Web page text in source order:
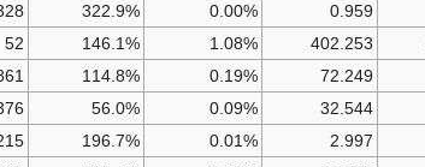
0.959
0.00%
322.9%
402.253
1.08%
146.1%
52
72.249
0.19%
114.8%
32.544
0.09%
56.0%
2.997
0.01%
196.7%